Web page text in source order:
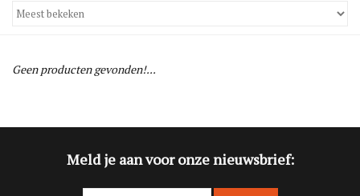
Accessoires
Geen producten gevonden!...
Meld je aan voor onze nieuwsbrief: